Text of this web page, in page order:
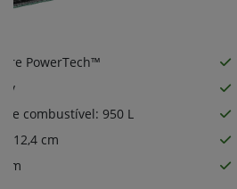
PowerTech™
combustível: 950 L
cm